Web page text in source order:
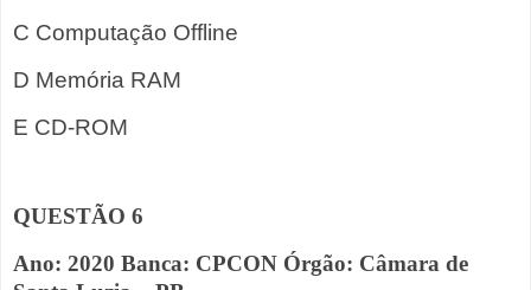
C Computação Offline
D Memória RAM
E CD-ROM
QUESTÃO 6
Ano: 2020 Banca: CPCON Órgão: Câmara de